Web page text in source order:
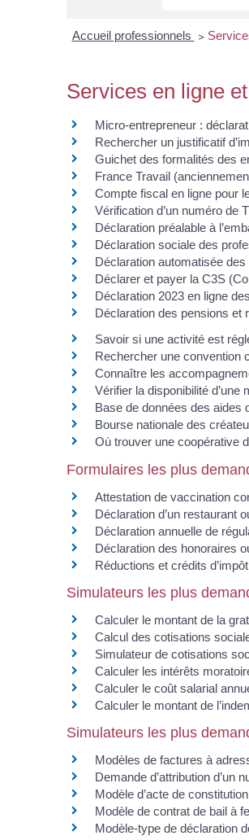
Accueil professionnels >
Services en ligne
Micro-entrepreneur :
Rechercher un justificatif
Guichet des formalités des
France Travail
Compte fiscal en ligne pour
Vérification d’un numéro de
Déclaration préalable à
Déclaration sociale des
Déclaration automatisée
Déclarer et payer la C3S
Déclaration 2023 en ligne
Déclaration des pensions et
Savoir si une activité est
Rechercher une convention
Connaître les
Vérifier la disponibilité d’une
Base de données des aides
Bourse nationale des
Où trouver une coopérative
Formulaires les plus
Attestation de vaccination
Déclaration d’un restaurant
Déclaration annuelle de
Déclaration des honoraires
Réductions et crédits
Simulateurs les plus
Calculer le montant de la
Calcul des cotisations
Simulateur de cotisations
Calculer les intérêts
Calculer le coût salarial
Calculer le montant de
Simulateurs les plus
Modèles de factures à
Demande d’attribution d’un
Modèle d’acte de
Modèle de contrat de bail à
Modèle-type de déclaration